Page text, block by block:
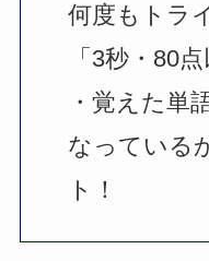
何度もトラ
「3秒・80
・覚えた単
なっている
ト！